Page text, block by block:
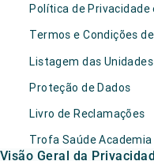
Política de Privacidade
Termos e Condições
Listagem das
Proteção de Dados
Livro de Reclamações
Trofa Saúde Academia
Visão Geral da